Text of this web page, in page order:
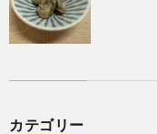
カテゴリー